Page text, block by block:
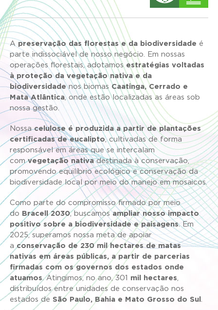
A preservação das florestas e da biodiversidade é
parte indissociável de nosso negócio. Em nossas
operações florestais, adotamos estratégias voltadas
à proteção da vegetação nativa e da
biodiversidadenos biomas Caatinga, Cerrado e
Mata Atlântica, onde estão localizadas as áreas sob
nossa gestão.
Nossacelulose é produzida a partir de plantações
certificadas de eucalipto, cultivadas de forma
responsável em áreas que se intercalam
comvegetação nativadestinada à conservação,
promovendo equilíbrio ecológico e conservação da
biodiversidade local por meio do manejo em mosaicos.
Como parte do compromisso firmado por meio
do
Bracell 2030, buscamosampliar nosso impacto
positivo sobre a biodiversidade e paisagens. Em
2025, superamos nossa meta de apoiar
aconservação de 230 mil hectares de matas
nativas em áreas públicas, a partir de parcerias
firmadas com os governos dos estados onde
atuamos. Atingimos, no ano, 301 mil hectares
distribuídos entre unidades de conservação nos
estados de São Paulo, Bahia e Mato Grosso do Sul